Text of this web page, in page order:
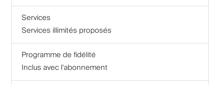
Services
Services illimités proposés
Programme de fidélité
Inclus avec l'abonnement